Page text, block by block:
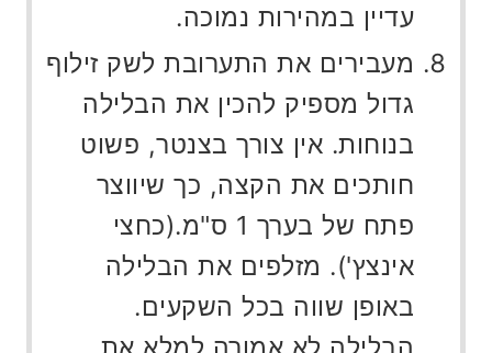
עדיין במהירות נמוכה.
מעבירים את התערובת לשק זילוף
גדול מספיק להכין את הבלילה
בנוחות. אין צורך בצנטר, פשוט
חותכים את הקצה, כך שיווצר
פתח של בערך 1 ס"מ.(כחצי
אינצץ'). מזלפים את הבלילה
באופן שווה בכל השקעים.